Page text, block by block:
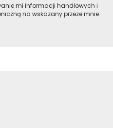
mi informacji handlowych i
na wskazany przeze mnie